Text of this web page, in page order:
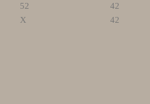
52
42
X 42